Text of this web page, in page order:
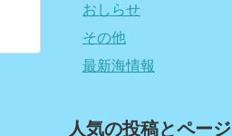
おしらせ
その他
最新海情報
人気の投稿とページ